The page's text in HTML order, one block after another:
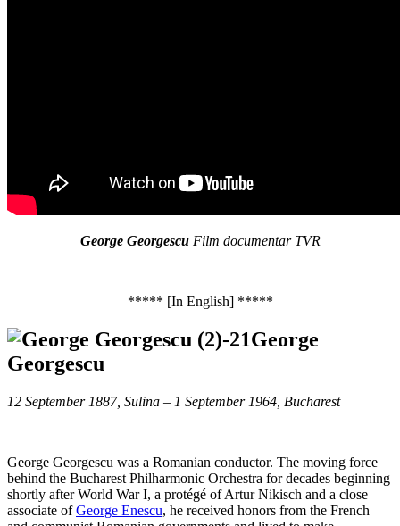
George GeorgescuFilm documentar TVR
***** [In English] *****
George
Georgescu
12 September 1887, Sulina – 1 September 1964, Bucharest
George Georgescu was a Romanian conductor. The moving force
behind the Bucharest Philharmonic Orchestra for decades beginning
shortly after World War I, a protégé of Artur Nikisch and a close
associate ofGeorge Enescu, he received honors from the French